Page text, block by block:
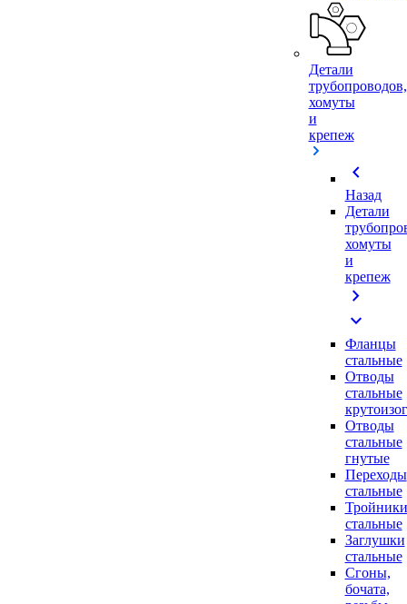
Детали
трубопроводов,
хомуты
и
крепеж
chevron_left
Назад
Детали
хомуты
и
крепеж
chevron_right
expand_more
Фланцы
стальные
Отводы
стальные
Отводы
стальные
гнутые
Переходы
стальные
Тройники
стальные
Заглушки
стальные
Сгоны,
бочата,